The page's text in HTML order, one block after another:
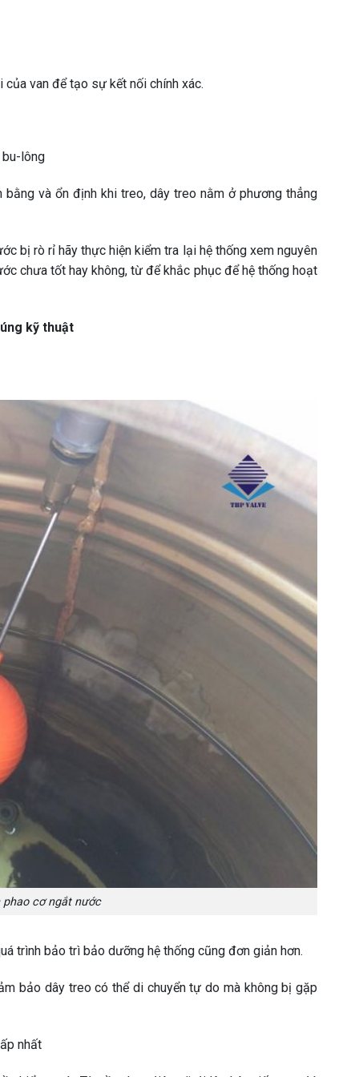
van để tạo sự kết nối chính xác.
lông
và ổn định khi treo, dây treo nằm ở phương thẳng
bị rò rỉ hãy thực hiện kiểm tra lại hệ thống xem nguyên
chưa tốt hay không, từ để khắc phục để hệ thống hoạt
kỹ thuật
cơ ngắt nước
trình bảo trì bảo dưỡng hệ thống cũng đơn giản hơn.
bảo dây treo có thể di chuyển tự do mà không bị gặp
nhất